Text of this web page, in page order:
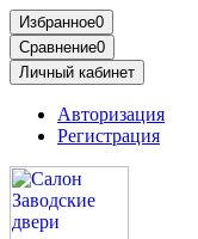
Избранное0
Сравнение0
Личный кабинет
Авторизация
Регистрация